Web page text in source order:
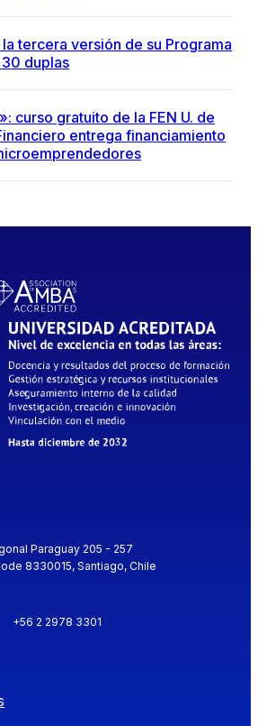
tercera versión de su Programa
duplas
curso gratuito de la FEN U. de
entrega financiamiento
Paraguay 205 - 257
8330015, Santiago, Chile
+56 2 2978 3301